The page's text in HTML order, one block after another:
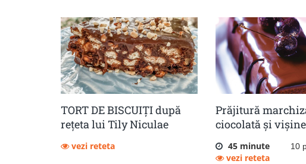
TORT DE BISCUIȚI după
rețeta lui Tily Niculae
vezi reteta
Prăjitură
ciocolată și vișine
45 minute 10
vezi reteta